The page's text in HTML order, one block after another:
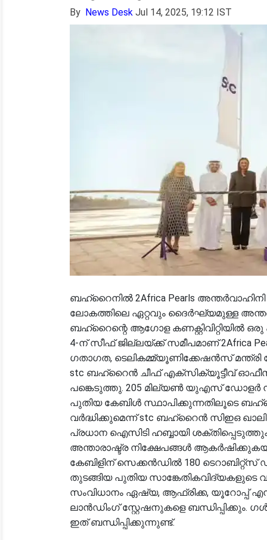
By News Desk Jul 14, 2025, 19:12 IST
ബഹ്‌റൈനിൽ 2Africa Pearls
ലോകത്തിലെ ഏറ്റവും ദൈർഘ്യമുള്ള
ബഹ്‌റൈന്റെ ആഗോള കണക്റ്റിവിറ്റിയിൽ ഒരു
4-ന് സീഫ് ജില്ലയ്ക്ക് സമീപമാണ് 2Africa
ഗതാഗത, ടെലികമ്മ്യൂണിക്കേഷൻസ്
stc ബഹ്‌റൈൻ ചീഫ് എക്സിക്യൂട്ടീവ്
പങ്കെടുത്തു. 205 മില്യൺ യുഎസ് ഡോളർ
പുതിയ കേബിൾ സ്ഥാപിക്കുന്നതിലൂടെ
വർദ്ധിക്കുമെന്ന് stc ബഹ്‌റൈൻ സിഇഒ
പ്രധാന ഐസിടി ഹബ്ബായി
അന്താരാഷ്ട്ര നിക്ഷേപങ്ങൾ
കേബിളിന് സെക്കൻഡിൽ 180 ടെറാബിറ്റ്സ്
തുടങ്ങിയ പുതിയ സാങ്കേതികവിദ്യകളുടെ
സംവിധാനം ഏഷ്യ, ആഫ്രിക്ക, യൂറോപ്പ്
ലാൻഡിംഗ് സ്റ്റേഷനുകളെ
ഇത് ബന്ധിപ്പിക്കുന്നുണ്ട്.